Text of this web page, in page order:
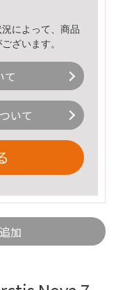
によって、商品
ざいます。
て
いて
加